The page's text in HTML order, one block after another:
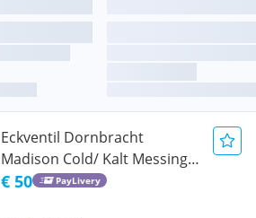
Eckventil Dornbracht
Madison Cold/ Kalt Messing
Eckventil
€ 50 PayLivery